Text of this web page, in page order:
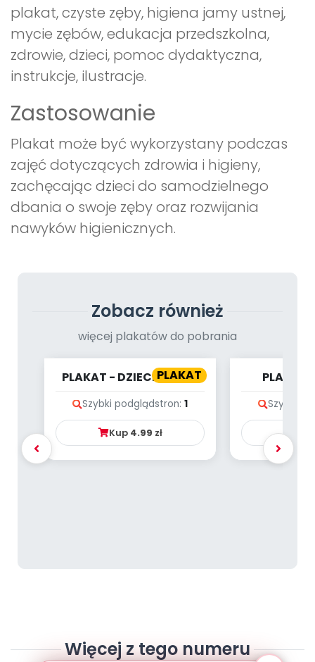
plakat, czyste zęby, higiena jamy ustnej,
mycie zębów, edukacja przedszkolna,
zdrowie, dzieci, pomoc dydaktyczna,
instrukcje, ilustracje.
Zastosowanie
Plakat może być wykorzystany podczas
zajęć dotyczących zdrowia i higieny,
zachęcając dzieci do samodzielnego
dbania o swoje zęby oraz rozwijania
nawyków higienicznych.
Zobacz również
więcej plakatów do pobrania
PLAKAT
PLAKAT - DZIECKO JEST
Szybki podglądstron: 1
Kup 4.99 zł
PLAKAT
MOWĘ.
Szybki
Więcej z tego numeru